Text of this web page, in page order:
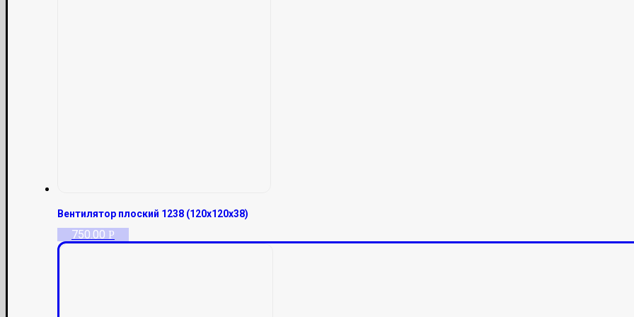
Вентилятор плоский 1238 (120х120х38)
750.00 Р